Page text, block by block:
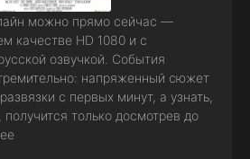
можно прямо сейчас —
качестве HD 1080 и с
озвучкой. События
напряженный сюжет
с первых минут, а узнать,
только досмотрев до